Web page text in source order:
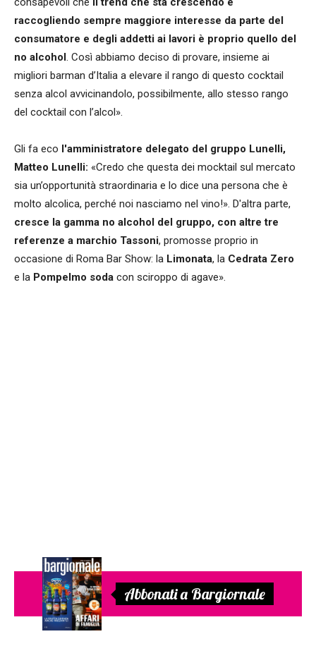
raccogliendo sempre maggiore interesse da parte del
consumatore e degli addetti ai lavori è proprio quello del
no alcohol. Così abbiamo deciso di provare, insieme ai
migliori barman d’Italia a elevare il rango di questo cocktail
senza alcol avvicinandolo, possibilmente, allo stesso rango
del cocktail con l’alcol».
Gli fa eco l'amministratore delegato del gruppo Lunelli,
Matteo Lunelli: «Credo che questa dei mocktail sul mercato
sia un’opportunità straordinaria e lo dice una persona che è
molto alcolica, perché noi nasciamo nel vino!». D'altra parte,
cresce la gamma no alcohol del gruppo, con altre tre
referenze a marchio Tassoni, promosse proprio in
occasione di Roma Bar Show: la Limonata, la Cedrata Zero
e la Pompelmo soda con sciroppo di agave».
Abbonati a Bargiornale